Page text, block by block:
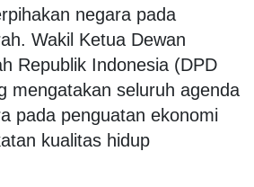
negara pada
Wakil Ketua Dewan
Republik Indonesia (DPD
mengatakan seluruh agenda
pada penguatan ekonomi
kualitas hidup